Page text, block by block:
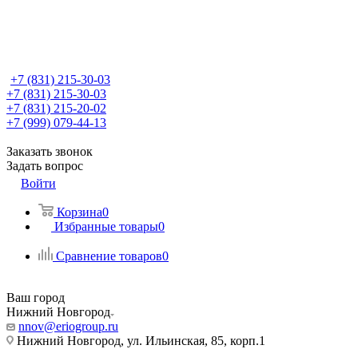
+7 (831) 215-30-03
+7 (831) 215-30-03
+7 (831) 215-20-02
+7 (999) 079-44-13
Заказать звонок
Задать вопрос
Войти
Корзина0
Избранные товары0
Сравнение товаров0
Ваш город
Нижний Новгород
nnov@eriogroup.ru
Нижний Новгород, ул. Ильинская, 85, корп.1